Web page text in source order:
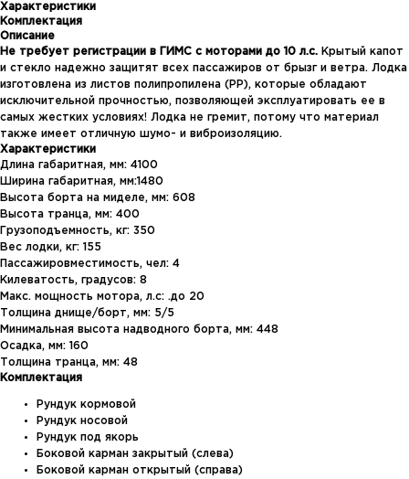
Характеристики
Комплектация
Описание
Не требует регистрации в ГИМС с моторами до 10 л.с. Крытый капот
и стекло надежно защитят всех пассажиров от брызг и ветра. Лодка
изготовлена из листов полипропилена (PP), которые обладают
исключительной прочностью, позволяющей эксплуатировать ее в
самых жестких условиях! Лодка не гремит, потому что материал
также имеет отличную шумо- и виброизоляцию.
Характеристики
Длина габаритная, мм: 4100
Ширина габаритная, мм:1480
Высота борта на миделе, мм: 608
Высота транца, мм: 400
Грузоподъемность, кг: 350
Вес лодки, кг: 155
Пассажировместимость, чел: 4
Килеватость, градусов: 8
Макс. мощность мотора, л.с: .до 20
Толщина днище/борт, мм: 5/5
Минимальная высота надводного борта, мм: 448
Осадка, мм: 160
Толщина транца, мм: 48
Комплектация
Рундук кормовой
Рундук носовой
Рундук под якорь
Боковой карман закрытый (слева)
Боковой карман открытый (справа)
Контакты
ул. Четаева, д. 66А